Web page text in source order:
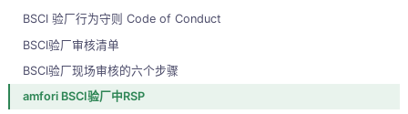
BSCI 验厂行为守则 Code of Conduct
BSCI验厂审核清单
BSCI验厂现场审核的六个步骤
amfori BSCI验厂中RSP